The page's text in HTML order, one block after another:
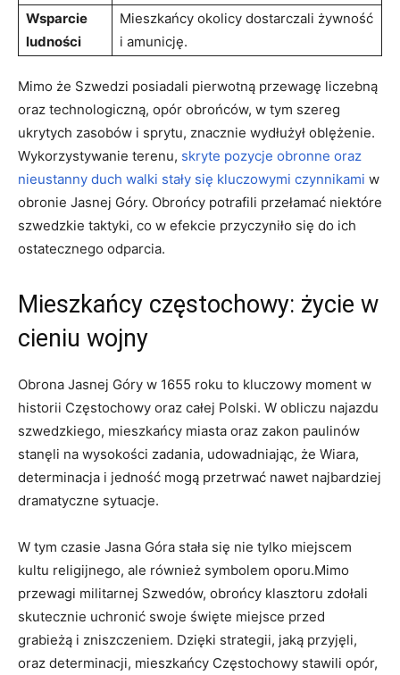
Wsparcie
ludności
Mieszkańcy okolicy dostarczali żywność
i amunicję.
Mimo że Szwedzi⁢ posiadali pierwotną przewagę liczebną
oraz technologiczną, opór obrońców, w tym szereg
ukrytych zasobów i sprytu, znacznie wydłużył ‍oblężenie.
Wykorzystywanie terenu, skryte pozycje obronne oraz
nieustanny duch walki stały się kluczowymi czynnikami w
obronie Jasnej Góry. Obrońcy potrafili przełamać niektóre
szwedzkie taktyki, ‍co w efekcie przyczyniło się do ich
ostatecznego odparcia.
Mieszkańcy częstochowy: życie w
cieniu​ wojny
Obrona Jasnej Góry w 1655 roku to kluczowy moment w
historii Częstochowy oraz całej Polski. W obliczu najazdu
szwedzkiego, mieszkańcy miasta oraz zakon paulinów
stanęli na wysokości zadania, udowadniając, że Wiara,
determinacja i jedność​ mogą przetrwać ⁤nawet⁢ najbardziej
dramatyczne sytuacje.
W tym⁢ czasie Jasna Góra stała się nie tylko miejscem
kultu religijnego, ale również symbolem oporu.Mimo
przewagi militarnej Szwedów, obrońcy klasztoru zdołali
skutecznie uchronić swoje święte miejsce przed
grabieżą i zniszczeniem. Dzięki strategii, jaką przyjęli,
oraz determinacji, mieszkańcy Częstochowy stawili opór, ​